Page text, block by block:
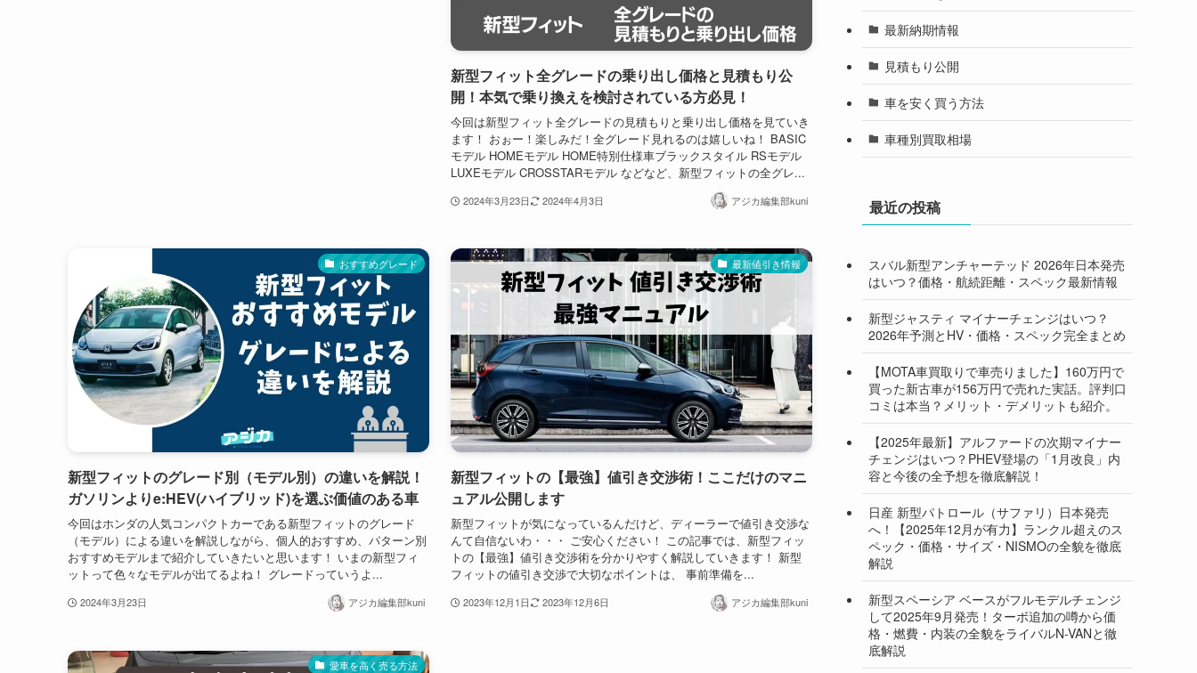
新型フィット全グレードの乗り出し価格と見積もり公
開！本気で乗り換えを検討されている方必見！
今回は新型フィット全グレードの見積もりと乗り出し価格を見ていき
ます！ おぉー！楽しみだ！全グレード見れるのは嬉しいね！ BASIC
モデル HOMEモデル HOME特別仕様車ブラックスタイル RSモデル
LUXEモデル CROSSTARモデル などなど、新型フィットの全グレ...
2024年3月23日 2024年4月3日 アジカ編集部kuni
おすすめグレード
新型フィットのグレード別（モデル別）の違いを解説！
ガソリンよりe:HEV(ハイブリッド)を選ぶ価値のある車
今回はホンダの人気コンパクトカーである新型フィットのグレード
（モデル）による違いを解説しながら、個人的おすすめ、パターン別
おすすめモデルまで紹介していきたいと思います！ いまの新型フィ
ットって色々なモデルが出てるよね！ グレードっていうよ...
2024年3月23日 アジカ編集部kuni
最新値引き情報
新型フィットの【最強】値引き交渉術！ここだけのマニ
ュアル公開します
新型フィットが気になっているんだけど、ディーラーで値引き交渉な
んて自信ないわ・・・ ご安心ください！ この記事では、新型フィッ
トの【最強】値引き交渉術を分かりやすく解説していきます！ 新型
フィットの値引き交渉で大切なポイントは、 事前準備を...
2023年12月1日 2023年12月6日 アジカ編集部kuni
愛車を高く売る方法
最新納期情報
見積もり公開
車を安く買う方法
車種別買取相場
最近の投稿
スバル新型アンチャーテッド 2026年日本発売
はいつ？価格・航続距離・スペック最新情報
新型ジャスティ マイナーチェンジはいつ？
2026年予測とHV・価格・スペック完全まとめ
【MOTA車買取りで車売りました】160万円で
買った新古車が156万円で売れた実話。評判口
コミは本当？メリット・デメリットも紹介。
【2025年最新】アルファードの次期マイナー
チェンジはいつ？PHEV登場の「1月改良」内
容と今後の全予想を徹底解説！
日産 新型パトロール（サファリ）日本発売
へ！【2025年12月が有力】ランクル超えのス
ペック・価格・サイズ・NISMOの全貌を徹底
解説
新型スペーシア ベースがフルモデルチェンジ
して2025年9月発売！ターボ追加の噂から価
格・燃費・内装の全貌をライバルN-VANと徹
底解説